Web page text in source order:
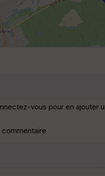
vous pour en ajouter